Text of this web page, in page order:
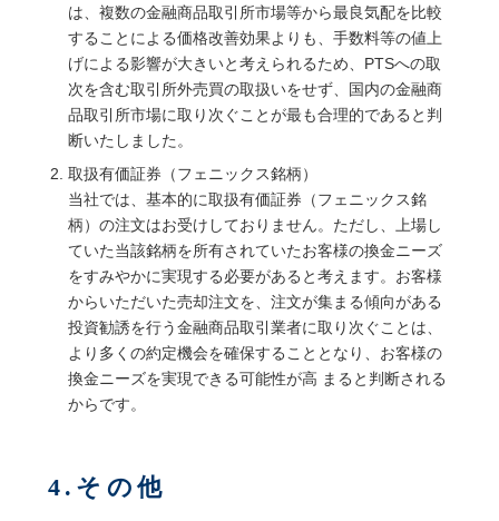
は、複数の金融商品取引所市場等から最良気配を比較
することによる価格改善効果よりも、手数料等の値上
げによる影響が大きいと考えられるため、PTSへの取
次を含む取引所外売買の取扱いをせず、国内の金融商
品取引所市場に取り次ぐことが最も合理的であると判
断いたしました。
取扱有価証券（フェニックス銘柄）
当社では、基本的に取扱有価証券（フェニックス銘
柄）の注文はお受けしておりません。ただし、上場し
ていた当該銘柄を所有されていたお客様の換金ニーズ
をすみやかに実現する必要があると考えます。お客様
からいただいた売却注文を、注文が集まる傾向がある
投資勧誘を行う金融商品取引業者に取り次ぐことは、
より多くの約定機会を確保することとなり、お客様の
換金ニーズを実現できる可能性が高 まると判断される
からです。
4.その他